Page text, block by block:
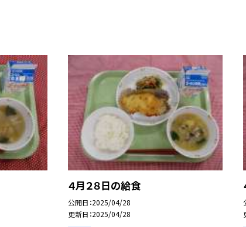
４月２８日の給食
公開日 2025/04/28
更新日 2025/04/28